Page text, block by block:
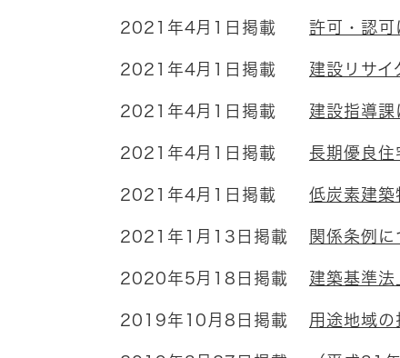
2021年4月1日掲載 許可・認可
2021年4月1日掲載 建設リサイ
2021年4月1日掲載 建設指導課
2021年4月1日掲載 長期優良住
2021年4月1日掲載 低炭素建築
2021年1月13日掲載 関係条例に
2020年5月18日掲載 建築基準法
2019年10月8日掲載 用途地域